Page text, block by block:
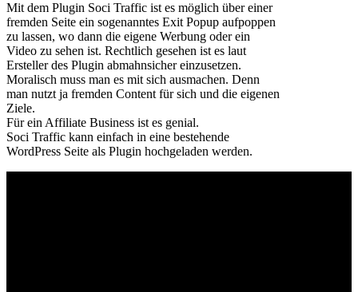
Mit dem Plugin Soci Traffic ist es möglich über einer
fremden Seite ein sogenanntes Exit Popup aufpoppen
zu lassen, wo dann die eigene Werbung oder ein
Video zu sehen ist. Rechtlich gesehen ist es laut
Ersteller des Plugin abmahnsicher einzusetzen.
Moralisch muss man es mit sich ausmachen. Denn
man nutzt ja fremden Content für sich und die eigenen
Ziele.
Für ein Affiliate Business ist es genial.
Soci Traffic kann einfach in eine bestehende
WordPress Seite als Plugin hochgeladen werden.